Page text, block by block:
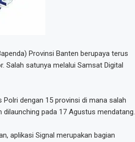
Provinsi Banten berupaya terus
Salah satunya melalui Samsat Digital
dengan 15 provinsi di mana salah
pada 17 Agustus mendatang.
aplikasi Signal merupakan bagian